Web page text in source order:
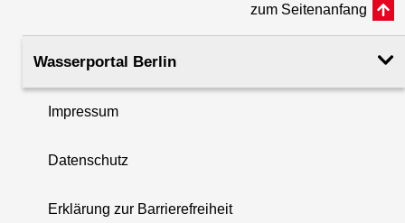
zum Seitenanfang
Wasserportal Berlin
Impressum
Datenschutz
Erklärung zur Barrierefreiheit